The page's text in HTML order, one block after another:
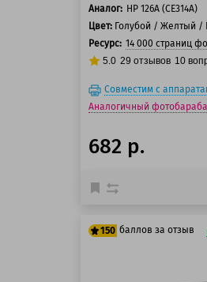
Аналог: HP 126А (CE314A)
Цвет: Голубой / Желтый /
Ресурс: 14 000 страниц
5.0 29 отзывов 10
Совместим с
Аналогичный
682 р.
150 баллов за отзыв